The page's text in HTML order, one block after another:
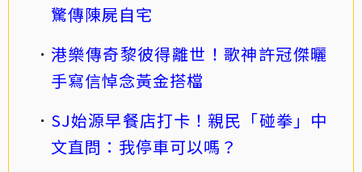
驚傳陳屍自宅
港樂傳奇黎彼得離世！歌神許冠傑曬
手寫信悼念黃金搭檔
SJ始源早餐店打卡！親民「碰拳」中
文直問：我停車可以嗎？